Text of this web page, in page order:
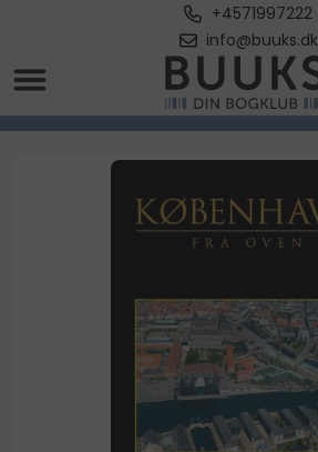
+4571997222
info@buuks.dk
Forside
København Fra Oven